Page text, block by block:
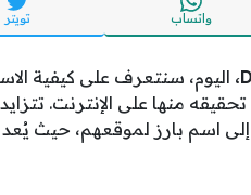
واتساب تويتر
اليوم، سنتعرف على كيفية
منها على الإنترنت. تتزايد
بارز لموقعهم، حيث يُعد